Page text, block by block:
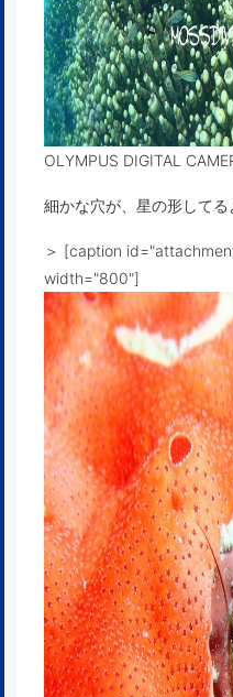
OLYMPUS DIGITAL
細かな穴が、星の形して
＞ [caption
width="800"]